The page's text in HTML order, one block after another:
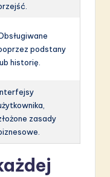
podstany
historię.
zasady